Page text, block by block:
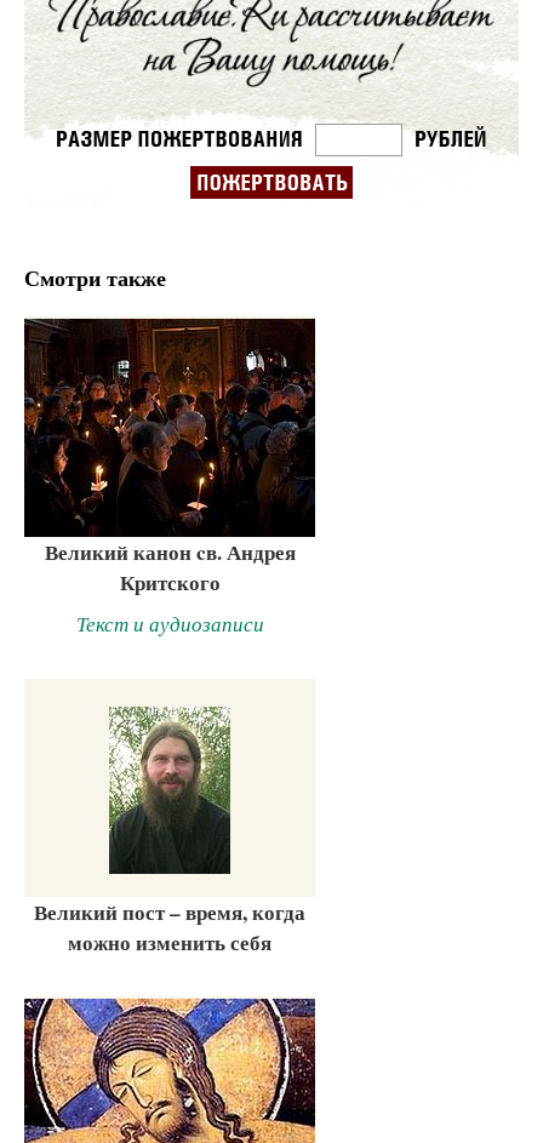
Смотри также
Великий канон cв. Андрея
Критского
Текст и аудиозаписи
Великий пост – время, когда
можно изменить себя